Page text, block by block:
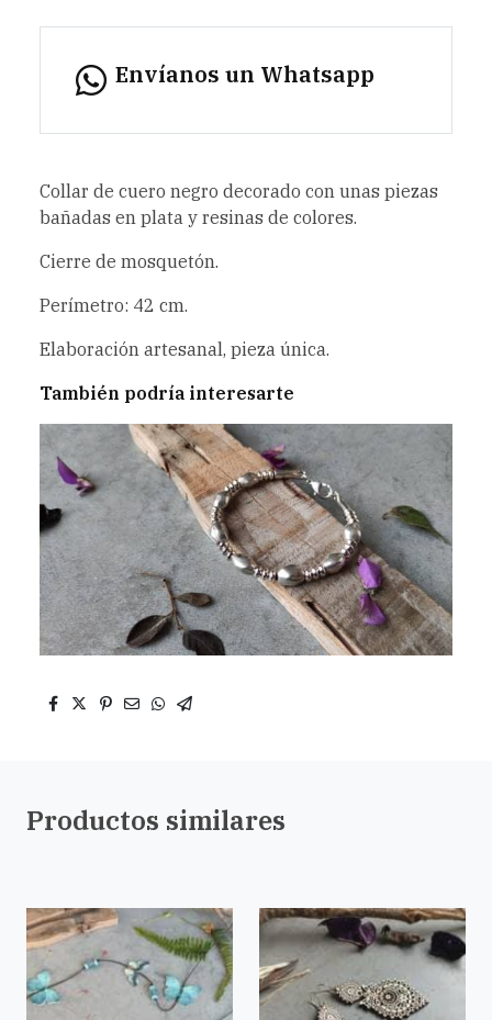
Envíanos un Whatsapp
Collar de cuero negro decorado con unas piezas
bañadas en plata y resinas de colores.
Cierre de mosquetón.
Perímetro: 42 cm.
Elaboración artesanal, pieza única.
También podría interesarte
Productos similares